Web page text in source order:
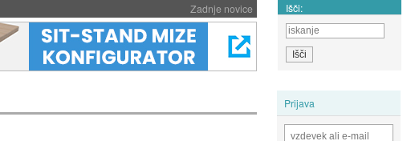
Zadnje novice Išči:
Prijava